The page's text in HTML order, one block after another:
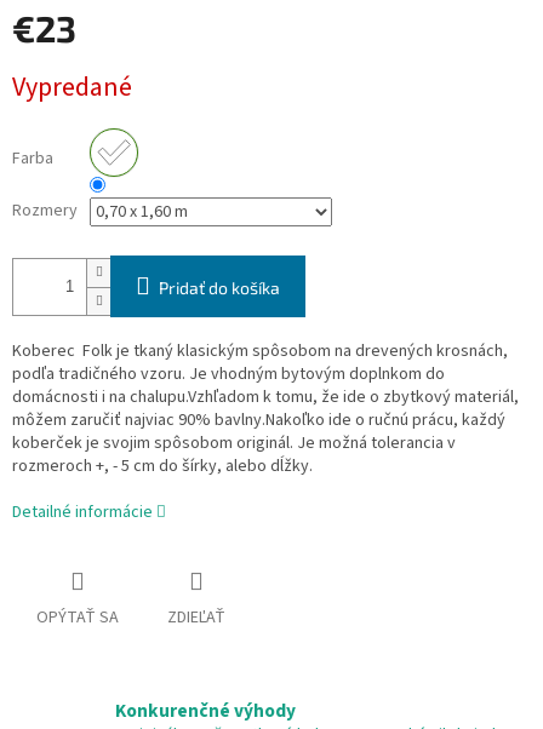
€23
cena:
Vypredané
Farba
Rozmery
Pridať do košíka
Koberec Folk je tkaný klasickým spôsobom na drevených krosnách,
podľa tradičného vzoru. Je vhodným bytovým doplnkom do
domácnosti i na chalupu.Vzhľadom k tomu, že ide o zbytkový materiál,
môžem zaručiť najviac 90% bavlny.Nakoľko ide o ručnú prácu, každý
koberček je svojim spôsobom originál. Je možná tolerancia v
rozmeroch +, - 5 cm do šírky, alebo dĺžky.
Detailné informácie
OPÝTAŤ SA ZDIEĽAŤ
Konkurenčné výhody